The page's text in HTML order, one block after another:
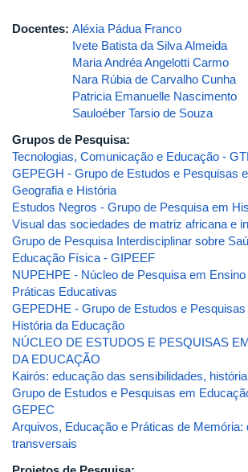
Docentes: Aléxia Pádua Franco
Ivete Batista da Silva Almeida
Maria Andréa Angelotti Carmo
Nara Rúbia de Carvalho Cunha
Patricia Emanuelle Nascimento
Sauloéber Tarsio de Souza
Grupos de Pesquisa:
Tecnologias, Comunicação e Educação -
GEPEGH - Grupo de Estudos e Pesquisas
Geografia e História
Estudos Negros - Grupo de Pesquisa em
Visual das sociedades de matriz africana e
Grupo de Pesquisa Interdisciplinar sobre
Educação Física - GIPEEF
NUPEHPE - Núcleo de Pesquisa em
Práticas Educativas
GEPEDHE - Grupo de Estudos e
História da Educação
NÚCLEO DE ESTUDOS E PESQUISAS
DA EDUCAÇÃO
Kairós: educação das sensibilidades,
Grupo de Estudos e Pesquisas em
GEPEC
Arquivos, Educação e Práticas de Memória:
transversais